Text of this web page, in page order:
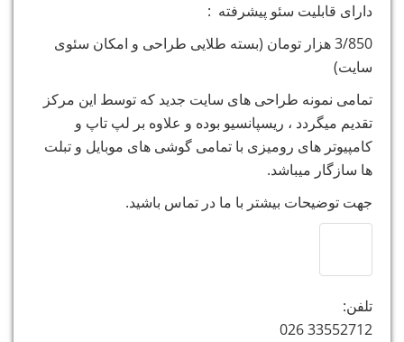
دارای قابلیت سئو پیشرفته :
3/850 هزار تومان (بسته طلایی طراحی و امکان سئوی
سایت)
تمامی نمونه طراحی های سایت جدید که توسط این مرکز
تقدیم میگردد ، ریسپانسیو بوده و علاوه بر لپ تاپ و
کامپیوتر های رومیزی با تمامی گوشی های موبایل و تبلت
ها سازگار میباشد.
جهت توضیحات بیشتر با ما در تماس باشید.
تلفن:
33552712 026